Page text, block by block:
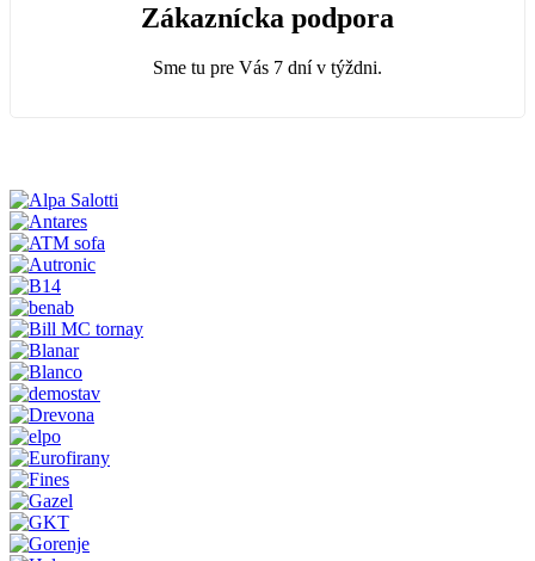
Zákaznícka podpora
Sme tu pre Vás 7 dní v týždni.